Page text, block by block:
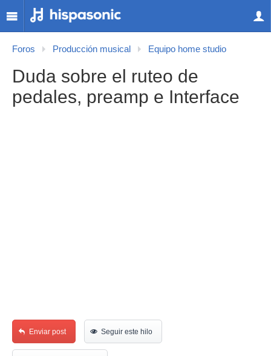
Foros Producción musical Equipo home studio
Duda sobre el ruteo de
pedales, preamp e Interface
Enviar post Seguir este hilo